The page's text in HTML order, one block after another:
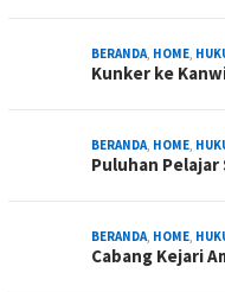
BERANDA, HOME,
Kunker ke
BERANDA, HOME,
Puluhan Pelajar
BERANDA, HOME,
Cabang Kejari